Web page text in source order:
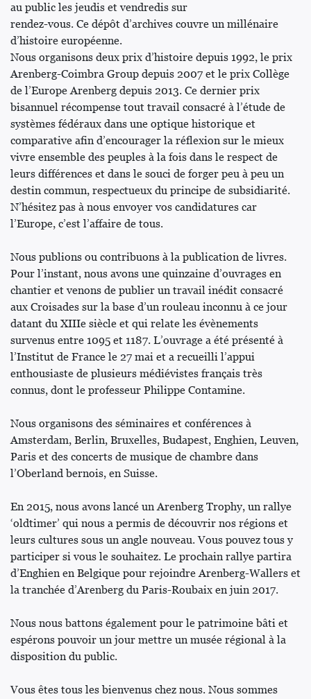
au public les jeudis et vendredis sur
rendez-vous. Ce dépôt d’archives couvre un millénaire
d’histoire européenne.
Nous organisons deux prix d’histoire depuis 1992, le prix
Arenberg-Coimbra Group depuis 2007 et le prix Collège
de l’Europe Arenberg depuis 2013. Ce dernier prix
bisannuel récompense tout travail consacré à l’étude de
systèmes fédéraux dans une optique historique et
comparative afin d’encourager la réflexion sur le mieux
vivre ensemble des peuples à la fois dans le respect de
leurs différences et dans le souci de forger peu à peu un
destin commun, respectueux du principe de subsidiarité.
N’hésitez pas à nous envoyer vos candidatures car
l’Europe, c’est l’affaire de tous.
Nous publions ou contribuons à la publication de livres.
Pour l’instant, nous avons une quinzaine d’ouvrages en
chantier et venons de publier un travail inédit consacré
aux Croisades sur la base d’un rouleau inconnu à ce jour
datant du XIIIe siècle et qui relate les évènements
survenus entre 1095 et 1187. L’ouvrage a été présenté à
l’Institut de France le 27 mai et a recueilli l’appui
enthousiaste de plusieurs médiévistes français très
connus, dont le professeur Philippe Contamine.
Nous organisons des séminaires et conférences à
Amsterdam, Berlin, Bruxelles, Budapest, Enghien, Leuven,
Paris et des concerts de musique de chambre dans
l’Oberland bernois, en Suisse.
En 2015, nous avons lancé un Arenberg Trophy, un rallye
‘oldtimer’ qui nous a permis de découvrir nos régions et
leurs cultures sous un angle nouveau. Vous pouvez tous y
participer si vous le souhaitez. Le prochain rallye partira
d’Enghien en Belgique pour rejoindre Arenberg-Wallers et
la tranchée d’Arenberg du Paris-Roubaix en juin 2017.
Nous nous battons également pour le patrimoine bâti et
espérons pouvoir un jour mettre un musée régional à la
disposition du public.
Vous êtes tous les bienvenus chez nous. Nous sommes